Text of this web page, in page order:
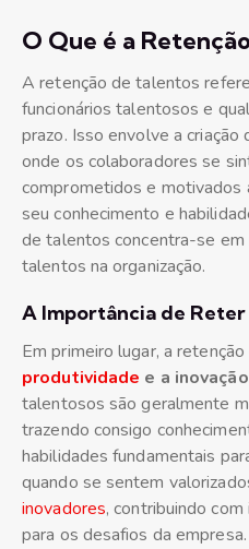
O Que é a
A retenção de talentos
funcionários talentosos e
prazo. Isso envolve a
onde os colaboradores se
comprometidos e motivados
seu conhecimento e
de talentos concentra-se
talentos na organização.
A Importância de
Em primeiro lugar, a
produtividade e a inovação
talentosos são geralmente
trazendo consigo
habilidades fundamentais
quando se sentem
inovadores, contribuindo
para os desafios da empresa.